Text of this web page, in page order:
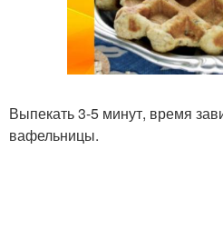
Выпекать 3-5 минут, время
вафельницы.